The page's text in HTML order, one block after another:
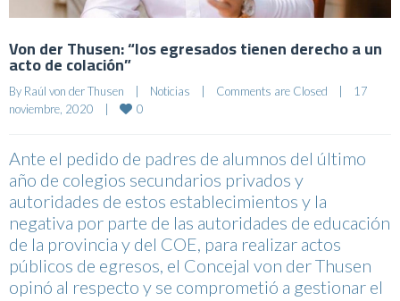
Von der Thusen: “los egresados tienen derecho a un
acto de colación”
By Raúl von der Thusen Noticias Comments are Closed
17
noviembre, 2020
0
Ante el pedido de padres de alumnos del último
año de colegios secundarios privados y
autoridades de estos establecimientos y la
negativa por parte de las autoridades de educación
de la provincia y del COE, para realizar actos
públicos de egresos, el Concejal von der Thusen
opinó al respecto y se comprometió a gestionar el